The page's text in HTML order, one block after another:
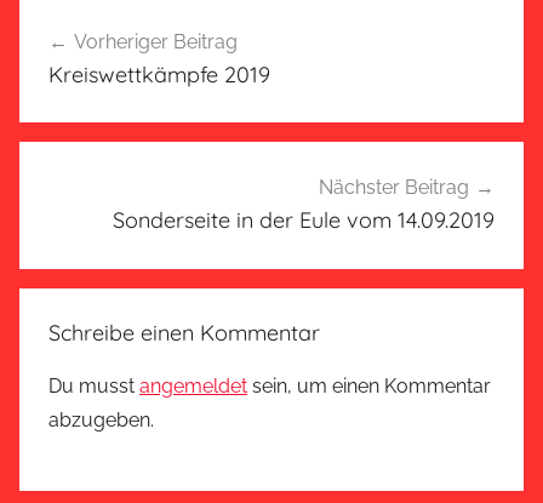
Vorheriger Beitrag
Kreiswettkämpfe 2019
Nächster Beitrag
Sonderseite in der Eule vom 14.09.2019
Schreibe einen Kommentar
Du musst angemeldet sein, um einen Kommentar
abzugeben.